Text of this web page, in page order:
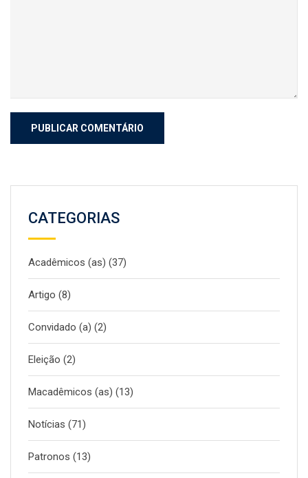
CATEGORIAS
Acadêmicos (as) (37)
Artigo (8)
Convidado (a) (2)
Eleição (2)
Macadêmicos (as) (13)
Notícias (71)
Patronos (13)